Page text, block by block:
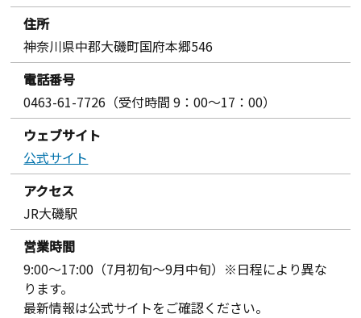
住所
神奈川県中郡大磯町国府本郷546
電話番号
0463-61-7726（受付時間 9：00～17：00）
ウェブサイト
公式サイト
アクセス
JR大磯駅
営業時間
9:00～17:00（7月初旬～9月中旬）※日程により異な
ります。
最新情報は公式サイトをご確認ください。